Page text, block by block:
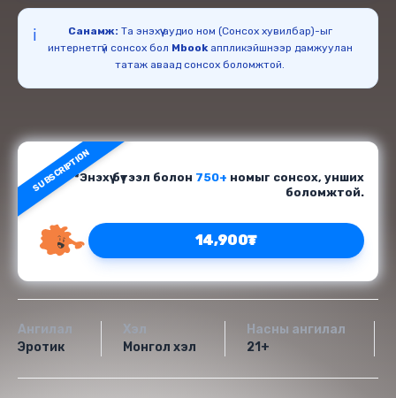
ℹ️ Санамж: Та энэхүү аудио ном (Сонсох хувилбар)-ыг
интернетгүй сонсох бол Mbookаппликэйшнээр дамжуулан
татаж аваад сонсох боломжтой.
SUBSCRIPTION*Энэхүү бүтээл болон 750+ номыг сонсох, унших
боломжтой.
14,900₮
Ангилал
Эротик
Хэл
Монгол хэл
Насны ангилал
21+